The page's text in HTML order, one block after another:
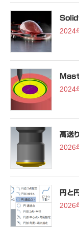
2024
2024
高送
2026
円と
2026